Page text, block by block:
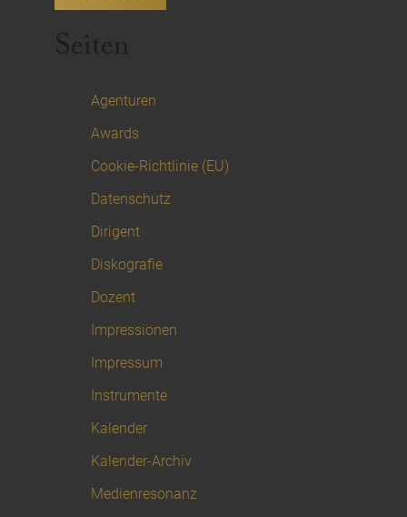
Seiten
Agenturen
Awards
Cookie-Richtlinie (EU)
Datenschutz
Dirigent
Diskografie
Dozent
Impressionen
Impressum
Instrumente
Kalender
Kalender-Archiv
Medienresonanz